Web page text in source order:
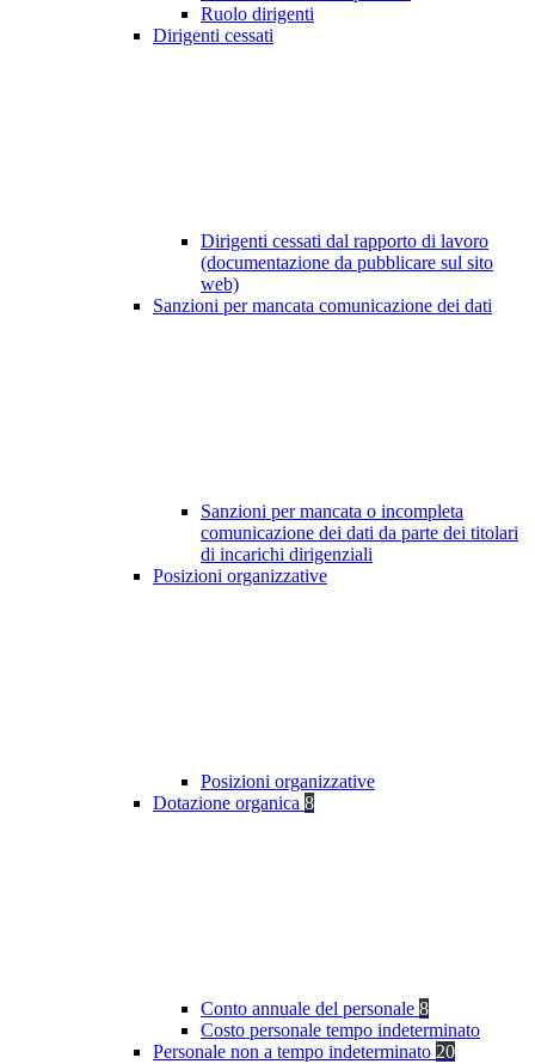
Ruolo dirigenti
Dirigenti cessati
Dirigenti cessati dal rapporto di lavoro
(documentazione da pubblicare sul sito
web)
Sanzioni per mancata comunicazione dei dati
Sanzioni per mancata o incompleta
comunicazione dei dati da parte dei titolari
di incarichi dirigenziali
Posizioni organizzative
Posizioni organizzative
Dotazione organica 8
Conto annuale del personale 8
Costo personale tempo indeterminato
Personale non a tempo indeterminato 20